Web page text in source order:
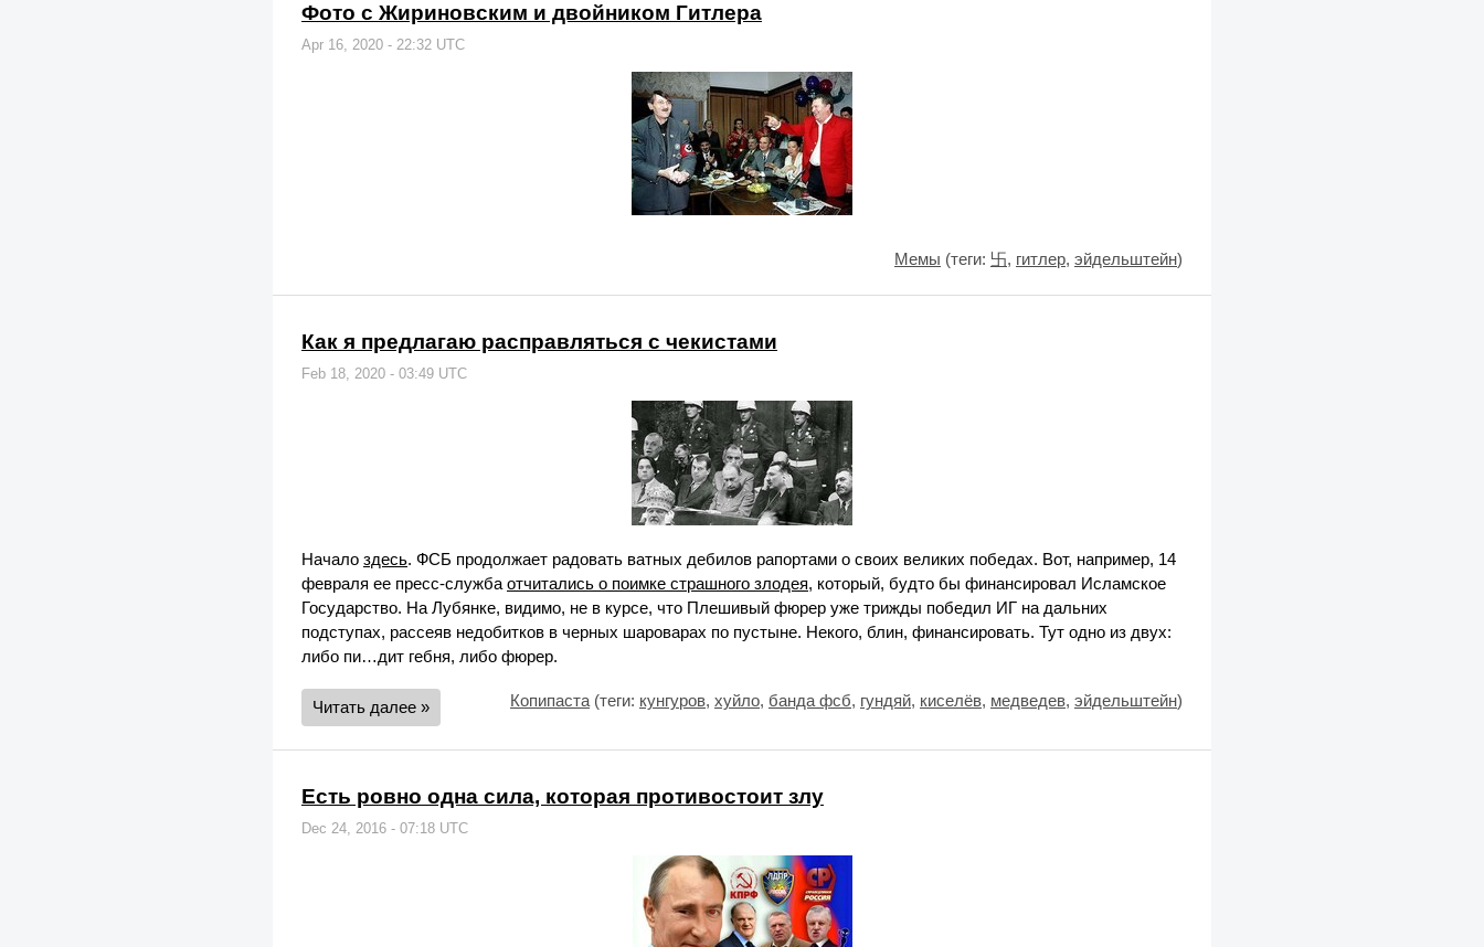
Фото с Жириновским и двойником Гитлера
Apr 16, 2020 - 22:32 UTC
Мемы (теги: 卐, гитлер, эйдельштейн)
Как я предлагаю расправляться с чекистами
Feb 18, 2020 - 03:49 UTC
Начало здесь. ФСБ продолжает радовать ватных дебилов рапортами о своих великих победах. Вот, например, 14
февраля ее пресс-службаотчитались о поимке страшного злодея, который, будто бы финансировал Исламское
Государство. На Лубянке, видимо, не в курсе, что Плешивый фюрер уже трижды победил ИГ на дальних
подступах, рассеяв недобитков в черных шароварах по пустыне. Некого, блин, финансировать. Тут одно из двух:
либо пи…дит гебня, либо фюрер.
Читать далее » Копипаста(теги: кунгуров, хуйло, банда фсб, гундяй, киселёв, медведев, эйдельштейн)
Есть ровно одна сила, которая противостоит злу
Dec 24, 2016 - 07:18 UTC